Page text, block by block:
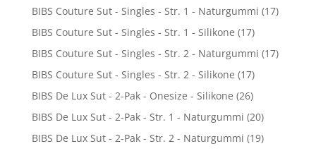
BIBS Couture Sut - Singles - Str. 1 - Naturgummi (17)
BIBS Couture Sut - Singles - Str. 1 - Silikone (17)
BIBS Couture Sut - Singles - Str. 2 - Naturgummi (17)
BIBS Couture Sut - Singles - Str. 2 - Silikone (17)
BIBS De Lux Sut - 2-Pak - Onesize - Silikone (26)
BIBS De Lux Sut - 2-Pak - Str. 1 - Naturgummi (20)
BIBS De Lux Sut - 2-Pak - Str. 2 - Naturgummi (19)